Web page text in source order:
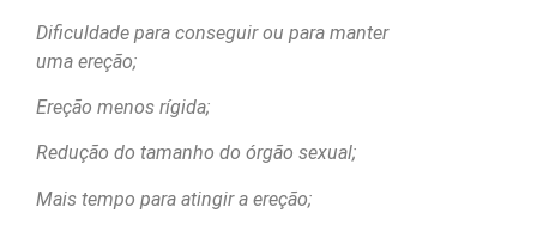
Dificuldade para conseguir ou para manter
uma ereção;
Ereção menos rígida;
Redução do tamanho do órgão sexual;
Mais tempo para atingir a ereção;